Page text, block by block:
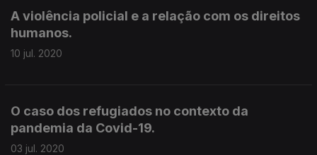
A violência policial e a relação com os direitos
humanos.
10 jul. 2020
O caso dos refugiados no contexto da
pandemia da Covid-19.
03 jul. 2020